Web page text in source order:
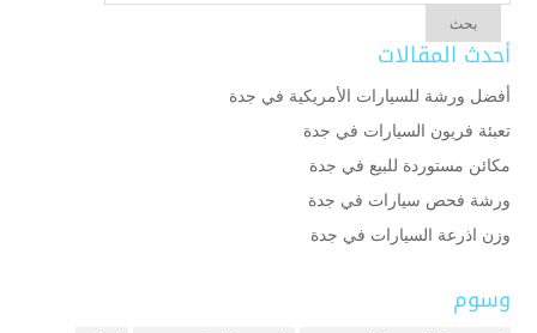
أحدث المقالات
أفضل ورشة للسيارات الأمريكية في جدة
تعبئة فريون السيارات في جدة
مكائن مستوردة للبيع في جدة
ورشة فحص سيارات في جدة
وزن اذرعة السيارات في جدة
وسوم